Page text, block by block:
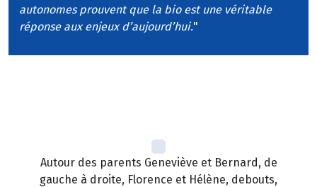
autonomes prouvent que la bio est une véritable
réponse aux enjeux d’aujourd’hui."
Autour des parents Geneviève et Bernard, de
gauche à droite, Florence et Hélène, debouts,